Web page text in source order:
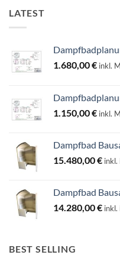
LATEST
1.680,00€ inkl.
1.150,00€ inkl.
Dampfbad
15.480,00€ inkl.
Dampfbad
14.280,00€ inkl.
BEST SELLING